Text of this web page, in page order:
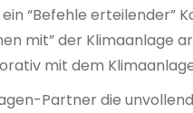
“Befehle erteilender”
mit” der Klimaanlage
mit dem
Partner die